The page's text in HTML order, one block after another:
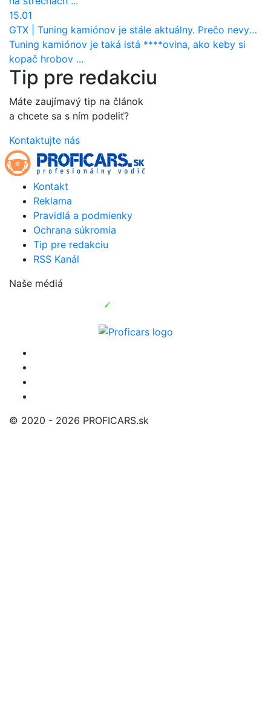
15.01
GTX
Tuning kamiónov je stále aktuálny. Prečo nevyhynul ako pri osobákoch?
Tuning kamiónov je taká istá ****ovina, ako keby si
kopač hrobov ...
Tip pre redakciu
Máte zaujímavý tip na článok
a chcete sa s ním podeliť?
Kontaktujte nás
Kontakt
Reklama
Pravidlá a podmienky
Ochrana súkromia
Tip pre redakciu
RSS Kanál
Naše médiá
© 2020 - 2026 PROFICARS.sk